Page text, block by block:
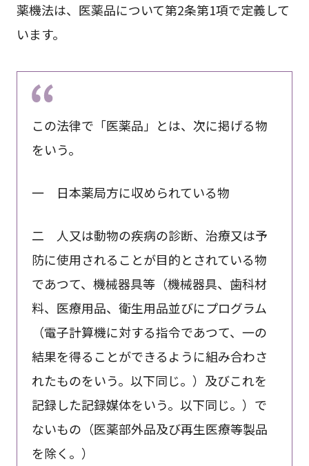
薬機法は、医薬品について第2条第1項で定義して
います。
この法律で「医薬品」とは、次に掲げる物
をいう。
一 日本薬局方に収められている物
二 人又は動物の疾病の診断、治療又は予
防に使用されることが目的とされている物
であつて、機械器具等（機械器具、歯科材
料、医療用品、衛生用品並びにプログラム
（電子計算機に対する指令であつて、一の
結果を得ることができるように組み合わさ
れたものをいう。以下同じ。）及びこれを
記録した記録媒体をいう。以下同じ。）で
ないもの（医薬部外品及び再生医療等製品
を除く。）